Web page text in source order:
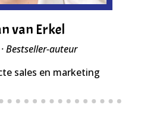
van Erkel
Bestseller-auteur
sales en marketing